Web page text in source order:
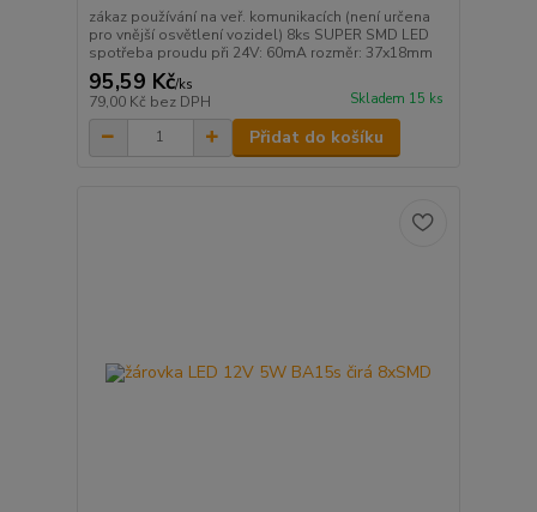
zákaz používání na veř. komunikacích (není určena
pro vnější osvětlení vozidel) 8ks SUPER SMD LED
spotřeba proudu při 24V: 60mA rozměr: 37x18mm
95,59 Kč/ks
79,00 Kč bez DPH Skladem 15 ks
Přidat do košíku